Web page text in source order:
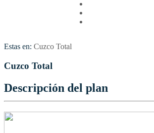
Estas en: Cuzco Total
Cuzco Total
Descripción del plan